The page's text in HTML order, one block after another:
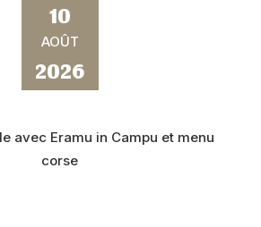
10
AOÛT
2026
avec Eramu in Campu et menu
corse